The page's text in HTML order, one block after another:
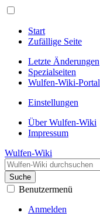
Start
Zufällige Seite
Letzte Änderungen
Spezialseiten
Wulfen-Wiki-Portal
Einstellungen
Über Wulfen-Wiki
Impressum
Wulfen-Wiki
Suche
Benutzermenü
Anmelden